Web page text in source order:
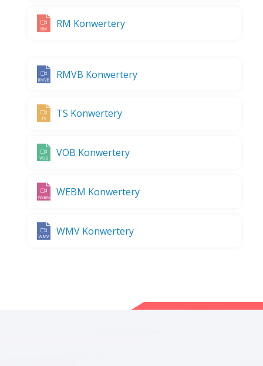
RM Konwertery
RMVB Konwertery
TS Konwertery
VOB Konwertery
WEBM Konwertery
WMV Konwertery